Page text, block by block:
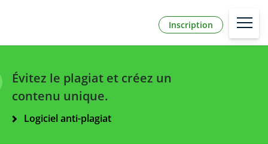
Inscription
Évitez le plagiat et créez un
contenu unique.
Logiciel anti-plagiat